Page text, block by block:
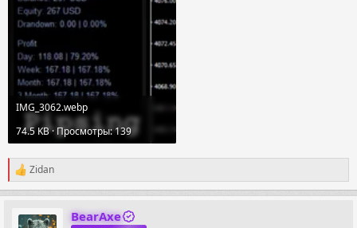
IMG_3062.webp
74.5 KB · Просмотры: 139
Р
е
а
Zidan
BearAxe